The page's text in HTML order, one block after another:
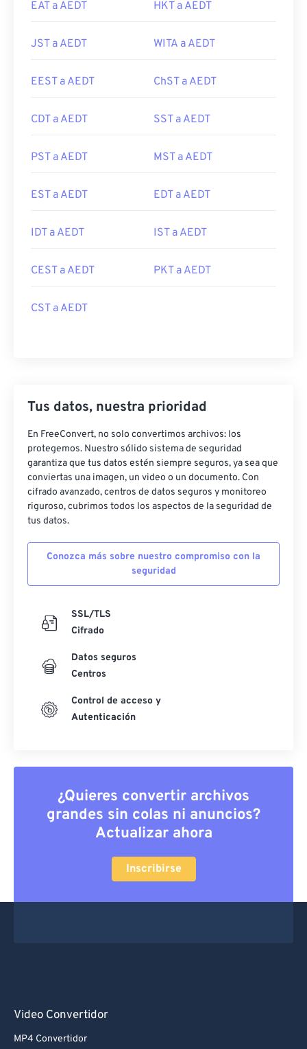
EAT a AEDT HKT a AEDT
JST a AEDT WITA a AEDT
EEST a AEDT ChST a AEDT
CDT a AEDT SST a AEDT
PST a AEDT MST a AEDT
EST a AEDT EDT a AEDT
IDT a AEDT IST a AEDT
CEST a AEDT PKT a AEDT
CST a AEDT
Tus datos, nuestra prioridad
En FreeConvert, no solo convertimos archivos: los
protegemos. Nuestro sólido sistema de seguridad
garantiza que tus datos estén siempre seguros, ya sea que
conviertas una imagen, un video o un documento. Con
cifrado avanzado, centros de datos seguros y monitoreo
riguroso, cubrimos todos los aspectos de la seguridad de
tus datos.
Conozca más sobre nuestro compromiso con la
seguridad
SSL/TLS
Cifrado
Datos seguros
Centros
Control de acceso y
Autenticación
¿Quieres convertir archivos
grandes sin colas ni anuncios?
Actualizar ahora
Inscribirse
Video Convertidor
MP4 Convertidor